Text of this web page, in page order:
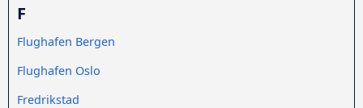
F
Flughafen Bergen
Flughafen Oslo
Fredrikstad